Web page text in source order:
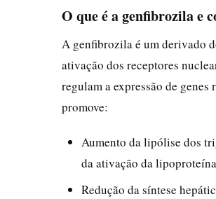
O que é a genfibrozila e
A genfibrozila é um derivado
ativação dos receptores
regulam a expressão de
promove:
Aumento da lipólise dos
da ativação da
Redução da síntese